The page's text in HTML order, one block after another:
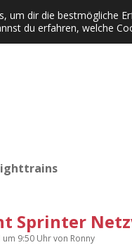
Menü öffnen
Disco Dates
Sprinter
um 9:50 Uhrvon Ronny
um dir die bestmögliche
du erfahren, welche